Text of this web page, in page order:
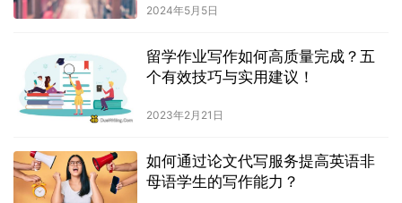
2024年5月5日
留学作业写作如何高质量完成？五
个有效技巧与实用建议！
2023年2月21日
如何通过论文代写服务提高英语非
母语学生的写作能力？